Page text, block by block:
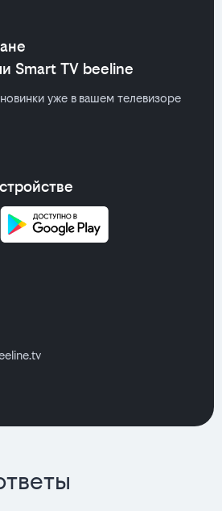
Smart TV beeline
уже в вашем телевизоре